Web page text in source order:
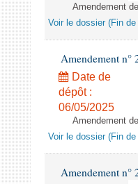
Amendement
Voir le dossier (Fin de
Amendement n°
Date de
dépôt :
06/05/2025
Amendement
Voir le dossier (Fin de
Amendement n°